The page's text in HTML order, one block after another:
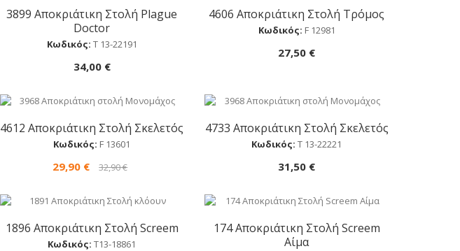
Αγορά
3899 Αποκριάτικη Στολή Plague
Doctor
Κωδικός: Τ 13-22191
34,00 €
Αγορά
4606 Αποκριάτικη Στολή Τρόμος
Κωδικός: F 12981
27,50 €
Αγορά
4612 Αποκριάτικη Στολή Σκελετός
Κωδικός: F 13601
29,90 € 32,90 €
Αγορά
4733 Αποκριάτικη Στολή Σκελετός
Κωδικός: Τ 13-22221
31,50 €
Αγορά
1896 Αποκριάτικη Στολή Screem
Κωδικός: Τ13-18861
Αγορά
174 Αποκριάτικη Στολή Screem
Αίμα